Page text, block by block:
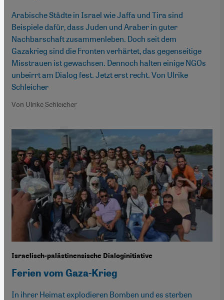
Arabische Städte in Israel wie Jaffa und Tira sind
Beispiele dafür, dass Juden und Araber in guter
Nachbarschaft zusammenleben. Doch seit dem
Gazakrieg sind die Fronten verhärtet, das gegenseitige
Misstrauen ist gewachsen. Dennoch halten einige NGOs
unbeirrt am Dialog fest. Jetzt erst recht. Von Ulrike
Schleicher
Von Ulrike Schleicher
Israelisch-palästinensische Dialoginitiative
Ferien vom Gaza-Krieg
In ihrer Heimat explodieren Bomben und es sterben